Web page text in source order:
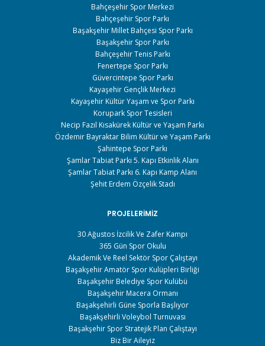
Bahçeşehir Spor Merkezi
Bahçeşehir Spor Parkı
Başakşehir Millet Bahçesi Spor Parkı
Başakşehir Spor Parkı
Bahçeşehir Tenis Parkı
Fenertepe Spor Parkı
Güvercintepe Spor Parkı
Kayaşehir Gençlik Merkezi
Kayaşehir Kültür Yaşam ve Spor Parkı
Korupark Spor Tesisleri
Necip Fazıl Kısakürek Kültür ve Yaşam Parkı
Özdemir Bayraktar Bilim Kültür ve Yaşam Parkı
Şahintepe Spor Parkı
Şamlar Tabiat Parkı 5. Kapı Etkinlik Alanı
Şamlar Tabiat Parkı 6. Kapı Kamp Alanı
Şehit Erdem Özçelik Stadı
PROJELERIMIZ
30 Ağustos İzcilik Ve Zafer Kampı
365 Gün Spor Okulu
Akademik Ve Reel Sektör Spor Çalıştayı
Başakşehir Amatör Spor Kulüpleri Birliği
Başakşehir Belediye Spor Kulübü
Başakşehir Macera Ormanı
Başakşehirli Güne Sporla Başlıyor
Başakşehirli Voleybol Turnuvası
Başakşehir Spor Stratejik Plan Çalıştayı
Biz Bir Aileyiz